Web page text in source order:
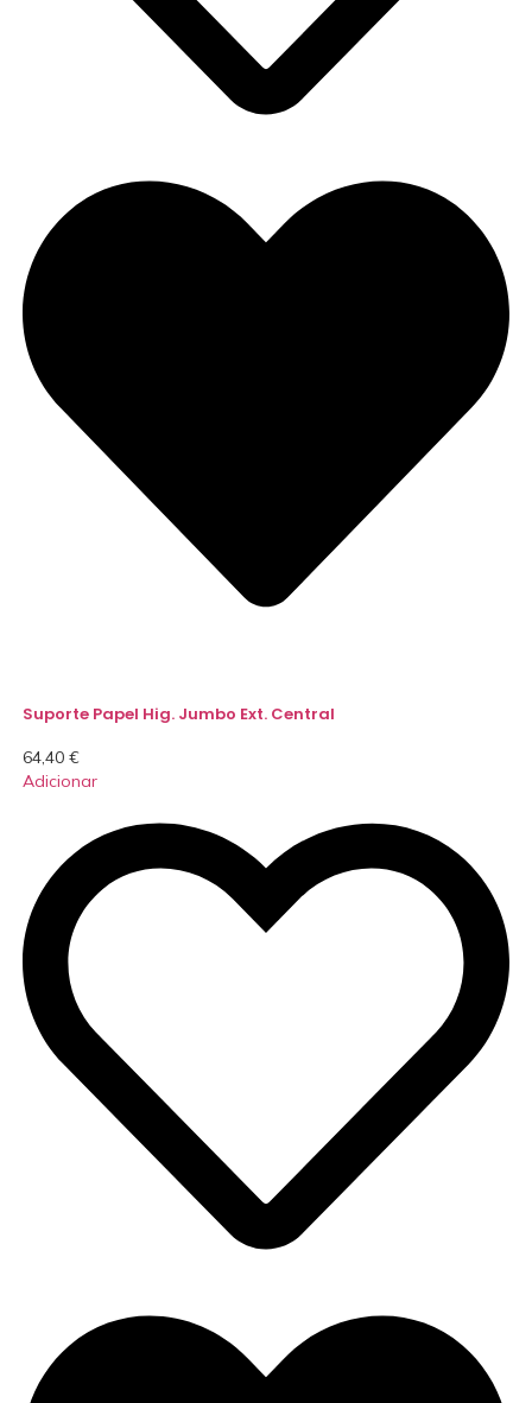
Suporte Papel Hig. Jumbo Ext. Central
64,40 €
Adicionar